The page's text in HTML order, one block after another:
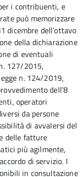
i contribuenti, e
può memorizzare
dell’ottavo
della dichiarazione
di eventuali
127/2015,
n. 124/2019,
dell’8
operatori
da persone
di avvalersi del
delle fatture
più agilmente,
di servizio. I
in consultazione